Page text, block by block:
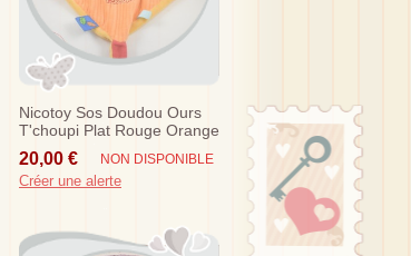
Nicotoy Sos Doudou Ours
T'choupi Plat Rouge Orange
Etiquettes
20,00 € NON DISPONIBLE
Créer une alerte